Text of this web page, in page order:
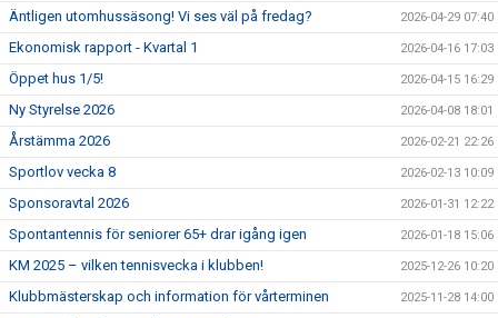
Äntligen utomhussäsong! Vi ses väl på fredag? 2026-04-29 07:40
Ekonomisk rapport - Kvartal 1 2026-04-16 17:03
Öppet hus 1/5! 2026-04-15 16:29
Ny Styrelse 2026 2026-04-08 18:01
Årstämma 2026 2026-02-21 22:26
Sportlov vecka 8 2026-02-13 10:09
Sponsoravtal 2026 2026-01-31 12:22
Spontantennis för seniorer 65+ drar igång igen 2026-01-18 15:06
KM 2025 – vilken tennisvecka i klubben! 2025-12-26 10:20
Klubbmästerskap och information för vårterminen 2025-11-28 14:00